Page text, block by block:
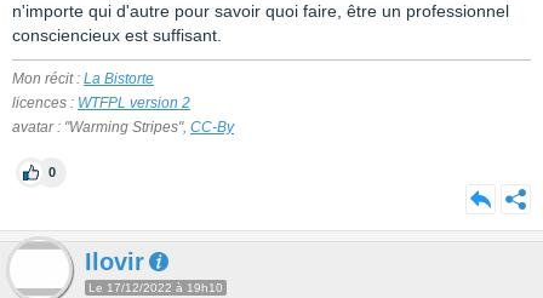
n'importe qui d'autre pour savoir quoi faire, être un professionnel
consciencieux est suffisant.
Mon récit : La Bistorte
licences : WTFPL version 2
avatar : "Warming Stripes", CC-By
0
Ilovir
Le 17/12/2022 à 19h10